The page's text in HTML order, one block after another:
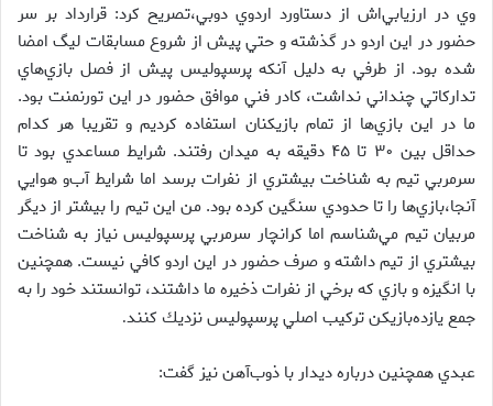
وي در ارزيابي‌اش از دستاورد اردوي دوبي،‌تصريح كرد: قرارداد بر سر
حضور در اين اردو در گذشته و حتي پيش از شروع مسابقات ليگ امضا
شده بود. از طرفي به دليل آنكه پرسپوليس پيش از فصل بازي‌هاي
تداركاتي چنداني نداشت، كادر فني موافق حضور در اين تورنمنت بود.
ما در اين بازي‌ها از تمام بازيكنان استفاده كرديم و تقريبا هر كدام
حداقل بين ۳۰ تا ۴۵ دقيقه به ميدان رفتند. شرايط مساعدي بود تا
سرمربي تيم به شناخت بيشتري از نفرات برسد اما شرايط آب‌و هوايي
آنجا،‌بازي‌ها را تا حدودي سنگين كرده بود. من اين تيم را بيشتر از ديگر
مربيان تيم مي‌شناسم اما كرانچار سرمربي پرسپوليس نياز به شناخت
بيشتري از تيم داشته و صرف حضور در اين اردو كافي نيست. همچنين
با انگيزه و بازي كه برخي از نفرات ذخيره ما داشتند، توانستند خود را به
جمع يازده‌بازيكن تركيب اصلي پرسپوليس نزديك كنند.
عبدي همچنين درباره ديدار با ذوب‌آهن نيز گفت: